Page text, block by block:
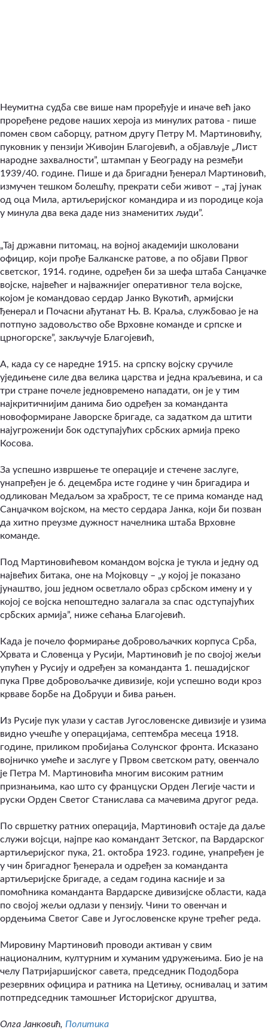
Неумитна судба све више нам проређује и иначе већ јако
проређене редове наших хероја из минулих ратова - пише
помен свом саборцу, ратном другу Петру М. Мартиновићу,
пуковник у пензији Живојин Благојевић, а објављује „Лист
народне захвалности”, штампан у Београду на резмеђи
1939/40. године. Пише и да бригадни ђенерал Мартиновић,
измучен тешком болешћу, прекрати себи живот – „тај јунак
од оца Мила, артиљеријског командира и из породице која
у минула два века даде низ знаменитих људи”.
„Тај државни питомац, на војној академији школовани
официр, који прође Балканске ратове, а по објави Првог
светског, 1914. године, одређен би за шефа штаба Санџачке
војске, највећег и најважнијег оперативног тела војске,
којом је командовао сердар Јанко Вукотић, армијски
ђенерал и Почасни ађутанат Њ. В. Краља, службовао је на
потпуно задовољство обе Врховне команде и српске и
црногорске”, закључује Благојевић,
А, када су се наредне 1915. на српску војску сручиле
уједињене силе два велика царства и једна краљевина, и са
три стране почеле једновремено нападати, он је у тим
најкритичнијим данима био одређен за команданта
новоформиране Јаворске бригаде, са задатком да штити
најугроженији бок одступајућих србских армија преко
Косова.
За успешно извршење те операције и стечене заслуге,
унапређен је 6. децембра исте године у чин бригадира и
одликован Медаљом за храброст, те се прима команде над
Санџачком војском, на место сердара Јанка, који би позван
да хитно преузме дужност начелника штаба Врховне
команде.
Под Мартиновићевом командом војска је тукла и једну од
највећих битака, оне на Мојковцу – „у којој је показано
јунаштво, још једном осветлало образ србском имену и у
којој се војска непоштедно залагала за спас одступајућих
србских армија”, ниже сећања Благојевић.
Када је почело формирање добровољачких корпуса Срба,
Хрвата и Словенца у Русији, Мартиновић је по својој жељи
упућен у Русију и одређен за команданта 1. пешадијског
пука Прве добровољачке дивизије, који успешно води кроз
крваве борбе на Добруџи и бива рањен.
Из Русије пук улази у састав Југословенске дивизије и узима
видно учешће у операцијама, септембра месеца 1918.
године, приликом пробијања Солунског фронта. Исказано
војничко умеће и заслуге у Првом светском рату, овенчало
је Петра М. Мартиновића многим високим ратним
признањима, као што су француски Орден Легије части и
руски Орден Светог Станислава са мачевима другог реда.
По свршетку ратних операција, Мартиновић остаје да даље
служи војсци, најпре као командант Зетског, па Вардарског
артиљеријског пука, 21. октобра 1923. године, унапређен је
у чин бригадног ђенерала и одређен за команданта
артиљеријске бригаде, а седам година касније и за
помоћника команданта Вардарске дивизијске области, када
по својој жељи одлази у пензију. Чини то овенчан и
ордењима Светог Саве и Југословенске круне трећег реда.
Мировину Мартиновић проводи активан у свим
националним, културним и хуманим удружењима. Био је на
челу Патријаршијског савета, председник Пододбора
резервних официра и ратника на Цетињу, оснивалац и затим
потпредседник тамошњег Историјског друштва,
Олга Јанковић, Политика